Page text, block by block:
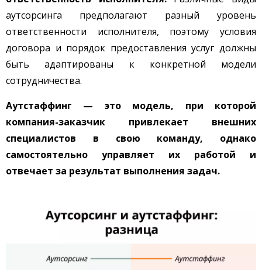
аутсорсинга предполагают разный уровень
ответственности исполнителя, поэтому условия
договора и порядок предоставления услуг должны
быть адаптированы к конкретной модели
сотрудничества.
Аутстаффинг — это модель, при которой
компания-заказчик привлекает внешних
специалистов в свою команду, однако
самостоятельно управляет их работой и
отвечает за результат выполнения задач.